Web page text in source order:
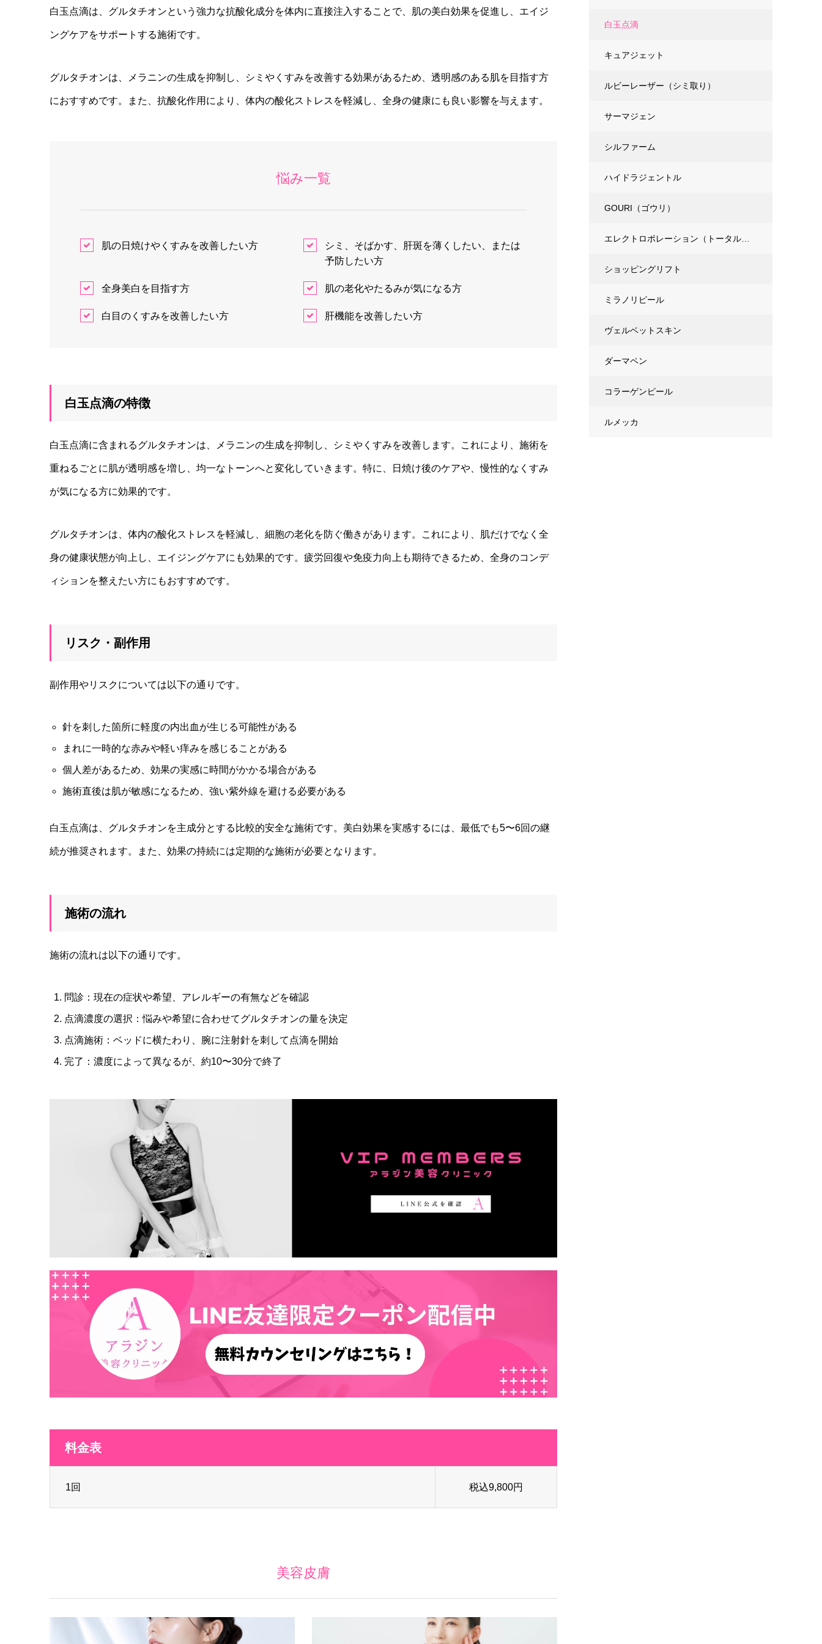
白玉点滴は、グルタチオンという強力な抗酸化成分を体内に直接注入することで、肌の美白効果を促進し、エイジ
ングケアをサポートする施術です。
グルタチオンは、メラニンの生成を抑制し、シミやくすみを改善する効果があるため、透明感のある肌を目指す方
におすすめです。また、抗酸化作用により、体内の酸化ストレスを軽減し、全身の健康にも良い影響を与えます。
悩み一覧
肌の日焼けやくすみを改善したい方
シミ、そばかす、肝斑を薄くしたい、または
予防したい方
全身美白を目指す方 肌の老化やたるみが気になる方
白目のくすみを改善したい方 肝機能を改善したい方
白玉点滴の特徴
白玉点滴に含まれるグルタチオンは、メラニンの生成を抑制し、シミやくすみを改善します。これにより、施術を
重ねるごとに肌が透明感を増し、均一なトーンへと変化していきます。特に、日焼け後のケアや、慢性的なくすみ
が気になる方に効果的です。
グルタチオンは、体内の酸化ストレスを軽減し、細胞の老化を防ぐ働きがあります。これにより、肌だけでなく全
身の健康状態が向上し、エイジングケアにも効果的です。疲労回復や免疫力向上も期待できるため、全身のコンデ
ィションを整えたい方にもおすすめです。
リスク・副作用
副作用やリスクについては以下の通りです。
針を刺した箇所に軽度の内出血が生じる可能性がある
まれに一時的な赤みや軽い痒みを感じることがある
個人差があるため、効果の実感に時間がかかる場合がある
施術直後は肌が敏感になるため、強い紫外線を避ける必要がある
白玉点滴は、グルタチオンを主成分とする比較的安全な施術です。美白効果を実感するには、最低でも5〜6回の継
続が推奨されます。また、効果の持続には定期的な施術が必要となります。
施術の流れ
施術の流れは以下の通りです。
問診：現在の症状や希望、アレルギーの有無などを確認
点滴濃度の選択：悩みや希望に合わせてグルタチオンの量を決定
点滴施術：ベッドに横たわり、腕に注射針を刺して点滴を開始
完了：濃度によって異なるが、約10〜30分で終了
料金表
1回 税込9,800円
美容皮膚
白玉点滴
キュアジェット
ルビーレーザー（シミ取り）
サーマジェン
シルファーム
ハイドラジェントル
GOURI（ゴウリ）
ショッピングリフト
ミラノリピール
ヴェルベットスキン
ダーマペン
コラーゲンピール
ルメッカ